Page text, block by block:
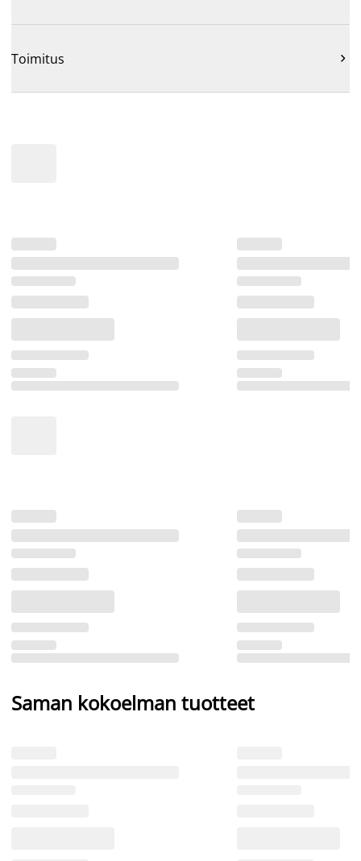
Toimitus 
Saman kokoelman tuotteet